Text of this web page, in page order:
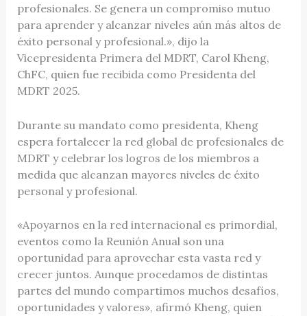
profesionales. Se genera un compromiso mutuo
para aprender y alcanzar niveles aún más altos de
éxito personal y profesional.», dijo la
Vicepresidenta Primera del MDRT, Carol Kheng,
ChFC, quien fue recibida como Presidenta del
MDRT 2025.
Durante su mandato como presidenta, Kheng
espera fortalecer la red global de profesionales de
MDRT y celebrar los logros de los miembros a
medida que alcanzan mayores niveles de éxito
personal y profesional.
«Apoyarnos en la red internacional es primordial,
eventos como la Reunión Anual son una
oportunidad para aprovechar esta vasta red y
crecer juntos. Aunque procedamos de distintas
partes del mundo compartimos muchos desafíos,
oportunidades y valores», afirmó Kheng, quien